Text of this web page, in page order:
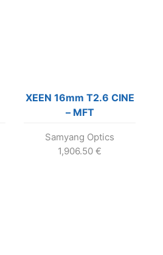
XEEN 16mm T2.6 CINE
– MFT
Samyang Optics
1,906.50 €